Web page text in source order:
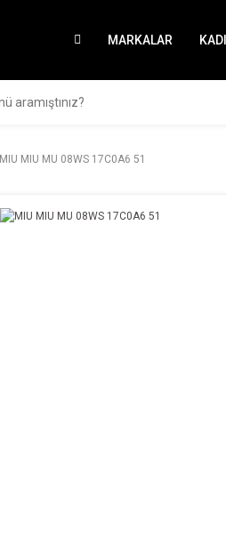
MARKALAR
MIU MIU MU 08WS 17C0A6 51